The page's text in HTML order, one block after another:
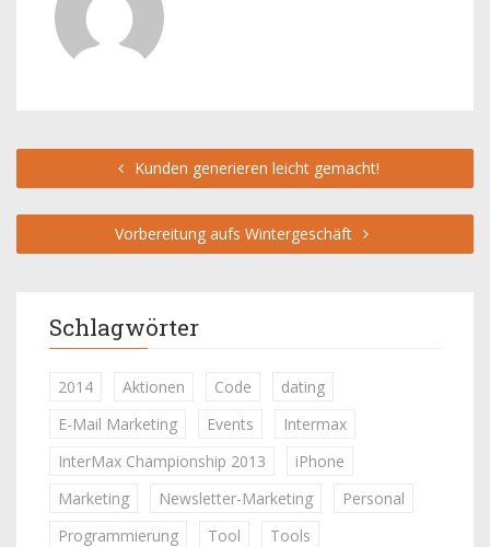
Kunden generieren leicht gemacht!
Vorbereitung aufs Wintergeschäft
Schlagwörter
2014 Aktionen Code
dating
E-Mail Marketing
Events
Intermax
InterMax Championship 2013
iPhone
Marketing
Newsletter-Marketing
Personal
Programmierung
Tool
Tools